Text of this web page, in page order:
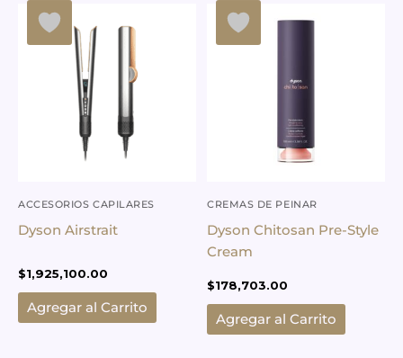
ACCESORIOS CAPILARES
Dyson Airstrait
$1,925,100.00
Agregar al Carrito
CREMAS DE PEINAR
Dyson Chitosan Pre-Style
Cream
$178,703.00
Agregar al Carrito